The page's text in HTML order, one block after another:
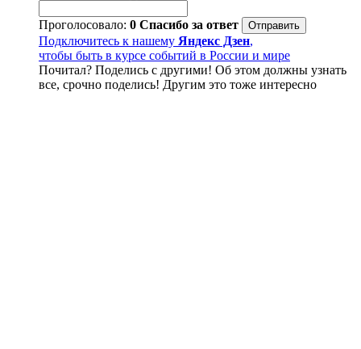
Проголосовало: 0 Спасибо за ответ
Подключитесь к нашему Яндекс Дзен,
чтобы быть в курсе событий в России и мире
Почитал? Поделись с другими! Об этом должны узнать
все, срочно поделись! Другим это тоже интересно